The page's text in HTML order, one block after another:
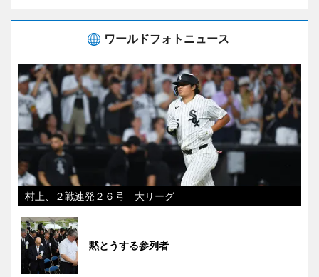
ワールドフォトニュース
村上、２戦連発２６号 大リーグ
黙とうする参列者